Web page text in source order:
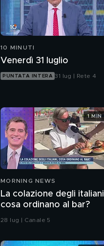
10 MINUTI
Venerdì 31 luglio
PUNTATA INTERA 31 lug | Rete 4
MORNING NEWS
La colazione degli
cosa ordinano al bar?
28 lug | Canale 5
1 MIN